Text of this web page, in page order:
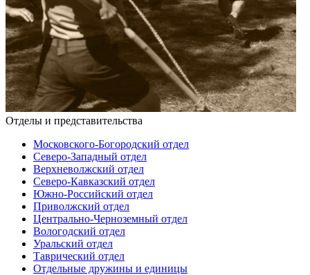
Отделы и представительства
Московского-Богородский отдел
Северо-Западный отдел
Верхневолжский отдел
Северо-Кавказский отдел
Южно-Российский отдел
Приволжский отдел
Центрально-Черноземный отдел
Вологодский отдел
Уральский отдел
Таврический отдел
Отдельные дружины и единицы